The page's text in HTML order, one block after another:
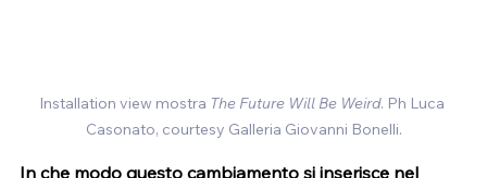
Installation view mostra The Future Will Be Weird. Ph Luca
Casonato, courtesy Galleria Giovanni Bonelli.
In che modo questo cambiamento si inserisce nel